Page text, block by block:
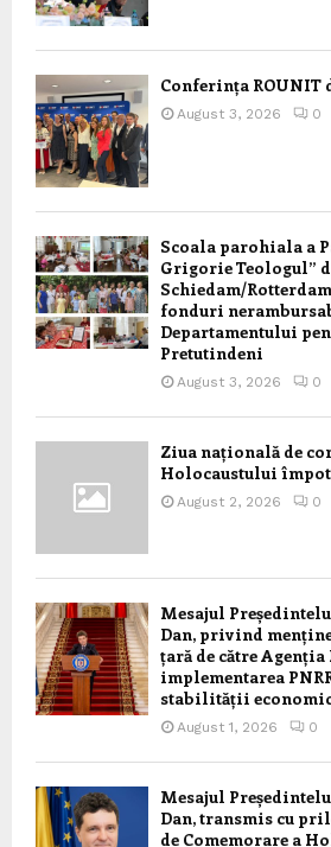
Conferința ROUNIT
August 3, 2026 0
Scoala parohiala a
Grigorie Teologul”
Schiedam/
fonduri
Departamentului
Pretutindeni
August 3, 2026 0
Ziua națională de
Holocaustului
August 2, 2026 0
Mesajul
Dan, privind
țară de către Agenția
implementarea
stabilității
August 1, 2026 0
Mesajul
Dan, transmis cu
de Comemorare a